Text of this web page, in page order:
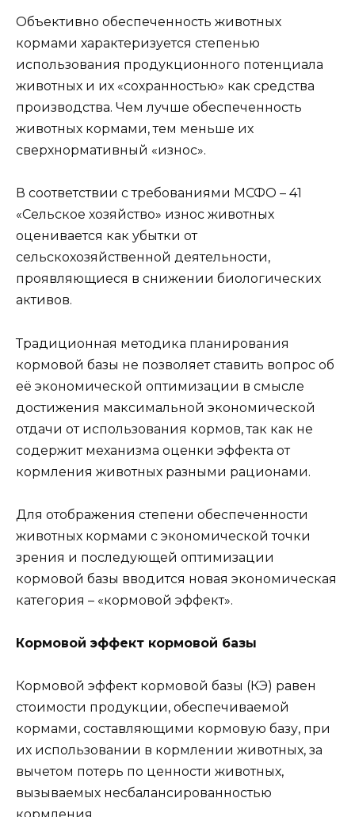
Объективно обеспеченность животных
кормами характеризуется степенью
использования продукционного потенциала
животных и их «сохранностью» как средства
производства. Чем лучше обеспеченность
животных кормами, тем меньше их
сверхнормативный «износ».
В соответствии с требованиями МСФО – 41
«Сельское хозяйство» износ животных
оценивается как убытки от
сельскохозяйственной деятельности,
проявляющиеся в снижении биологических
активов.
Традиционная методика планирования
кормовой базы не позволяет ставить вопрос об
её экономической оптимизации в смысле
достижения максимальной экономической
отдачи от использования кормов, так как не
содержит механизма оценки эффекта от
кормления животных разными рационами.
Для отображения степени обеспеченности
животных кормами с экономической точки
зрения и последующей оптимизации
кормовой базы вводится новая экономическая
категория – «кормовой эффект».
Кормовой эффект кормовой базы
Кормовой эффект кормовой базы (КЭ) равен
стоимости продукции, обеспечиваемой
кормами, составляющими кормовую базу, при
их использовании в кормлении животных, за
вычетом потерь по ценности животных,
вызываемых несбалансированностью